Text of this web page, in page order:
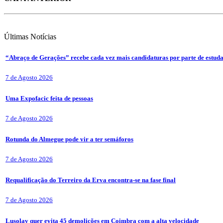
Últimas Notícias
“Abraço de Gerações” recebe cada vez mais candidaturas por parte de
7 de Agosto 2026
Uma Expofacic feita de pessoas
7 de Agosto 2026
Rotunda do Almegue pode vir a ter semáforos
7 de Agosto 2026
Requalificação do Terreiro da Erva encontra-se na fase final
7 de Agosto 2026
Lusolav quer evita 45 demolições em Coimbra com a alta velocidade